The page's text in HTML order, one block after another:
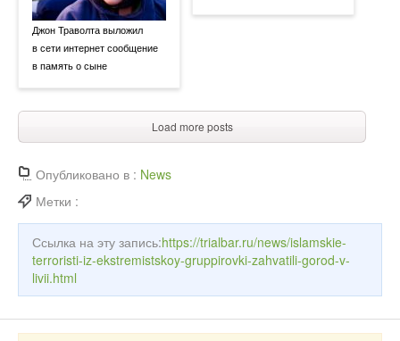
Джон Траволта выложил
в сети интернет сообщение
в память о сыне
Load more posts
Опубликовано в : News
Метки :
Ссылка на эту запись:https://trialbar.ru/news/islamskie-
terroristi-iz-ekstremistskoy-gruppirovki-zahvatili-gorod-v-
livii.html